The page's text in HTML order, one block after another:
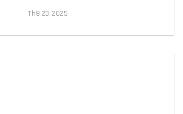
Th9 23, 2025